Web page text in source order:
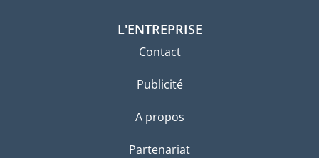
L'ENTREPRISE
Contact
Publicité
A propos
Partenariat